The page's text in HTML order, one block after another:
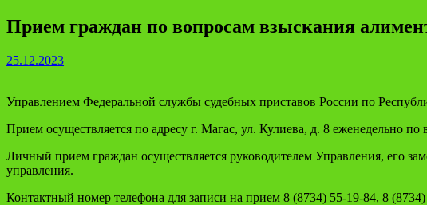
Прием граждан по вопросам взыскания
25.12.2023
Управлением Федеральной службы судебных приставов России по
Прием осуществляется по адресу г. Магас, ул. Кулиева, д. 8 еженедельно по
Личный прием граждан осуществляется руководителем Управления, его
управления.
Контактный номер телефона для записи на прием 8 (8734) 55-19-84, 8